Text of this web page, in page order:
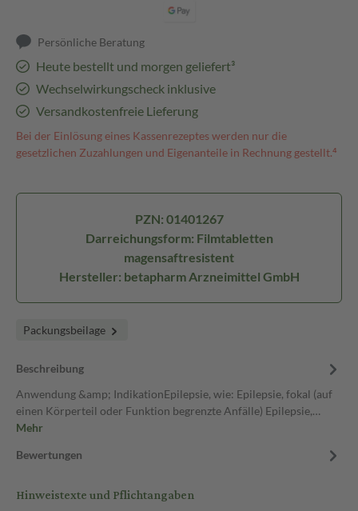
Persönliche Beratung
Heute bestellt und morgen geliefert³
Wechselwirkungscheck inklusive
Versandkostenfreie Lieferung
Bei der Einlösung eines Kassenrezeptes werden nur die
gesetzlichen Zuzahlungen und Eigenanteile in Rechnung gestellt.⁴
PZN: 01401267
Darreichungsform: Filmtabletten
magensaftresistent
Hersteller: betapharm Arzneimittel GmbH
Packungsbeilage
Beschreibung
Anwendung &amp; IndikationEpilepsie, wie: Epilepsie, fokal (auf
einen Körperteil oder Funktion begrenzte Anfälle) Epilepsie,…
Mehr
Bewertungen
Hinweistexte und Pflichtangaben